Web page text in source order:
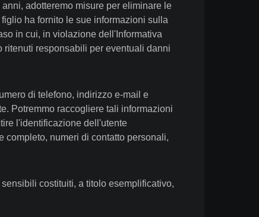
adotteremo misure per eliminare le
ha fornito le sue informazioni sulla
in cui, in violazione dell'Informativa
ritenuti responsabili per eventuali danni
di telefono, indirizzo e-mail e
Potremmo raccogliere tali informazioni
l'identificazione dell'utente
completo, numeri di contatto personali,
costituiti, a titolo esemplificativo,